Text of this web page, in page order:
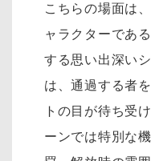
こちらの場面は
ャラクターであ
する思い出深い
は、通過する者
トの目が待ち受
ーンでは特別な